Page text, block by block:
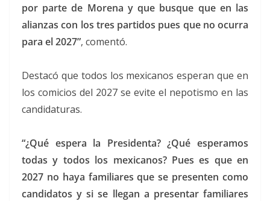
por parte de Morena y que busque que en las
alianzas con los tres partidos pues que no ocurra
para el 2027”, comentó.
Destacó que todos los mexicanos esperan que en
los comicios del 2027 se evite el nepotismo en las
candidaturas.
“¿Qué espera la Presidenta? ¿Qué esperamos
todas y todos los mexicanos? Pues es que en
2027 no haya familiares que se presenten como
candidatos y si se llegan a presentar familiares